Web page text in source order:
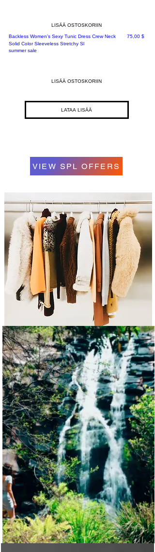
LISÄÄ OSTOSKORIIN
Backless Women’s Sexy Tunic Dress Crew Neck
Solid Color Sleeveless Stretchy Sl
Hinta
75,00 $
summer sale
LISÄÄ OSTOSKORIIN
LATAA LISÄÄ
VIEW SPL OFFERS